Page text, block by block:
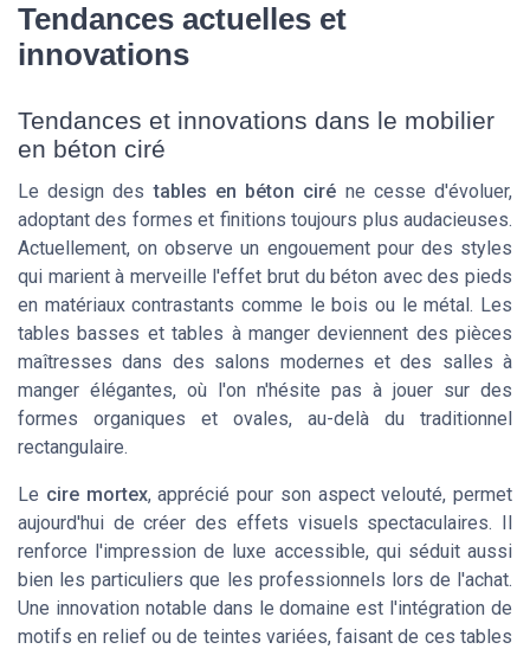
Tendances actuelles et
innovations
Tendances et innovations dans le mobilier
en béton ciré
Le design destables en béton ciré ne cesse d'évoluer,
adoptant des formes et finitions toujours plus audacieuses.
Actuellement, on observe un engouement pour des styles
qui marient à merveille l'effet brut du béton avec des pieds
en matériaux contrastants comme lebois ou le métal. Les
tables basses ettables à mangerdeviennent des pièces
maîtresses dans des salons modernes et des salles à
manger élégantes, où l'on n'hésite pas à jouer sur des
formes organiques et ovales, au-delà du traditionnel
rectangulaire.
Le cire mortex, apprécié pour son aspect velouté, permet
aujourd'hui de créer des effets visuels spectaculaires. Il
renforce l'impression de luxe accessible, qui séduit aussi
bien les particuliers que les professionnels lors de l'achat.
Une innovation notable dans le domaine est l'intégration de
motifs en relief ou de teintes variées, faisant de ces tables